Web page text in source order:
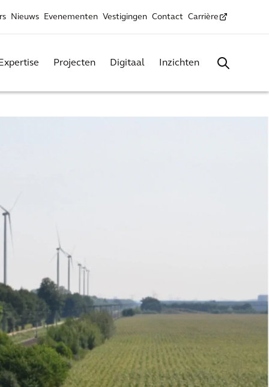
Nieuws Evenementen Vestigingen Contact Carrière
Expertise Projecten Digitaal Inzichten